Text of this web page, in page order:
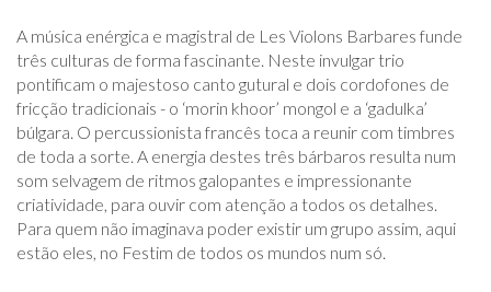
A música enérgica e magistral de Les Violons Barbares funde
três culturas de forma fascinante. Neste invulgar trio
pontificam o majestoso canto gutural e dois cordofones de
fricção tradicionais - o ‘morin khoor’ mongol e a ‘gadulka’
búlgara. O percussionista francês toca a reunir com timbres
de toda a sorte. A energia destes três bárbaros resulta num
som selvagem de ritmos galopantes e impressionante
criatividade, para ouvir com atenção a todos os detalhes.
Para quem não imaginava poder existir um grupo assim, aqui
estão eles, no Festim de todos os mundos num só.